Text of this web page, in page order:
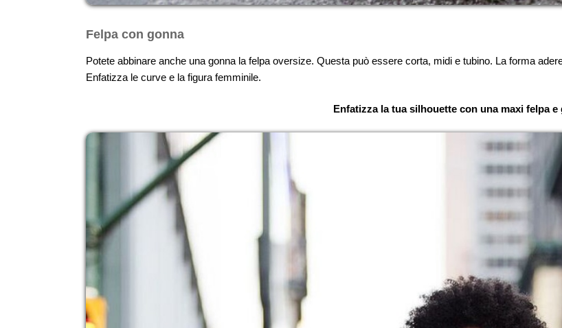
Felpa con gonna
Potete abbinare anche una gonna la felpa oversize. Questa può essere corta, midi e tubino. La forma
Enfatizza le curve e la figura femminile.
Enfatizza la tua silhouette con una maxi felpa e